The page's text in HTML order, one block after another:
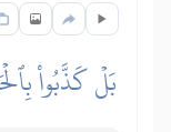
بَلۡ كَذَّبُواْ